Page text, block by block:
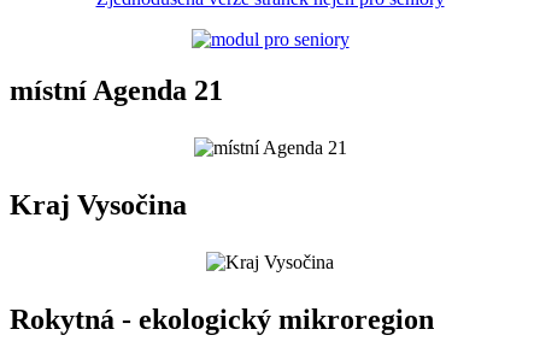
místní Agenda 21
Kraj Vysočina
Rokytná - ekologický mikroregion